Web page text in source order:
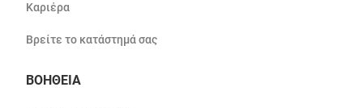
Καριέρα
Βρείτε το κατάστημά σας
ΒΟΗΘΕΙΑ